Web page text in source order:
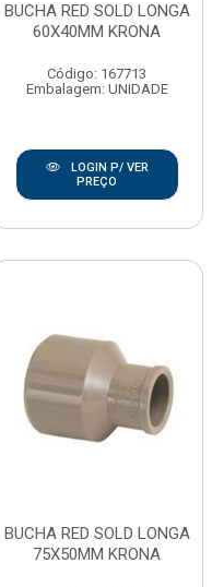
BUCHA RED SOLD LONGA
60X40MM KRONA
Código: 167713
Embalagem: UNIDADE
LOGIN P/ VER
PREÇO
BUCHA RED SOLD LONGA
75X50MM KRONA